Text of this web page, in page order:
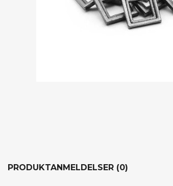
PRODUKTANMELDELSER (0)